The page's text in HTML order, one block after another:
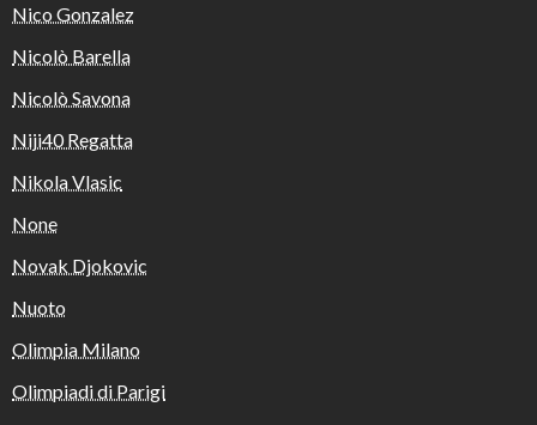
Nico Gonzalez
Nicolò Barella
Nicolò Savona
Niji40 Regatta
Nikola Vlasic
None
Novak Djokovic
Nuoto
Olimpia Milano
Olimpiadi di Parigi